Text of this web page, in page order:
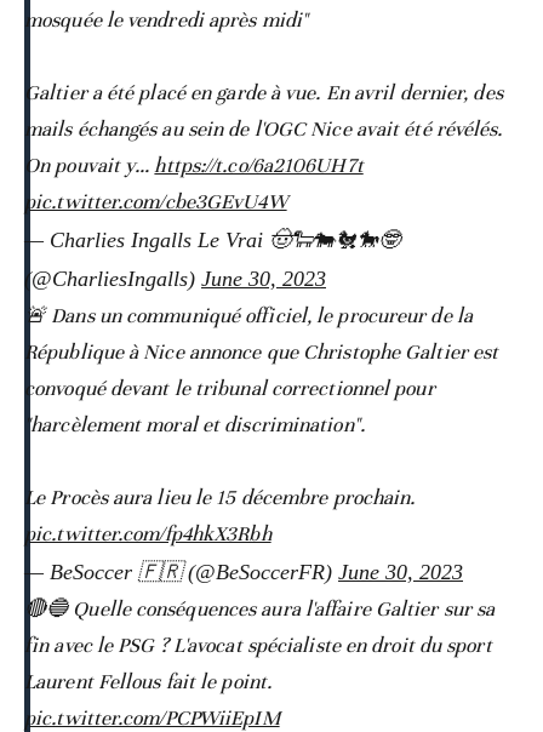
mosquée le vendredi après midi"
Galtier a été placé en garde à vue. En avril dernier, des
mails échangés au sein de l'OGC Nice avait été révélés.
On pouvait y…https://t.co/6a2106UH7t
pic.twitter.com/cbe3GEvU4W
— Charlies Ingalls Le Vrai 🤠🐑🐄🐔🐎🤓
(@CharliesIngalls) June 30, 2023
🚨 Dans un communiqué officiel, le procureur de la
République à Nice annonce que Christophe Galtier est
convoqué devant le tribunal correctionnel pour
"harcèlement moral et discrimination".
Le Procès aura lieu le 15 décembre prochain.
pic.twitter.com/fp4hkX3Rbh
— BeSoccer 🇫🇷 (@BeSoccerFR) June 30, 2023
🔴🔵 Quelle conséquences aura l'affaire Galtier sur sa
fin avec le PSG ? L'avocat spécialiste en droit du sport
Laurent Fellous fait le point.
pic.twitter.com/PCPWiiEpIM